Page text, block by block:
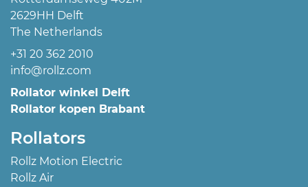
2629HH Delft
The Netherlands
+31 20 362 2010
info@rollz.com
Rollator winkel Delft
Rollator kopen Brabant
Rollators
Rollz Motion Electric
Rollz Air